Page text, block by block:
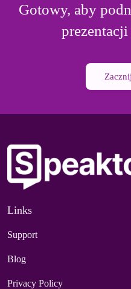
Gotowy, aby
Links
Support
Blog
Privacy Policy